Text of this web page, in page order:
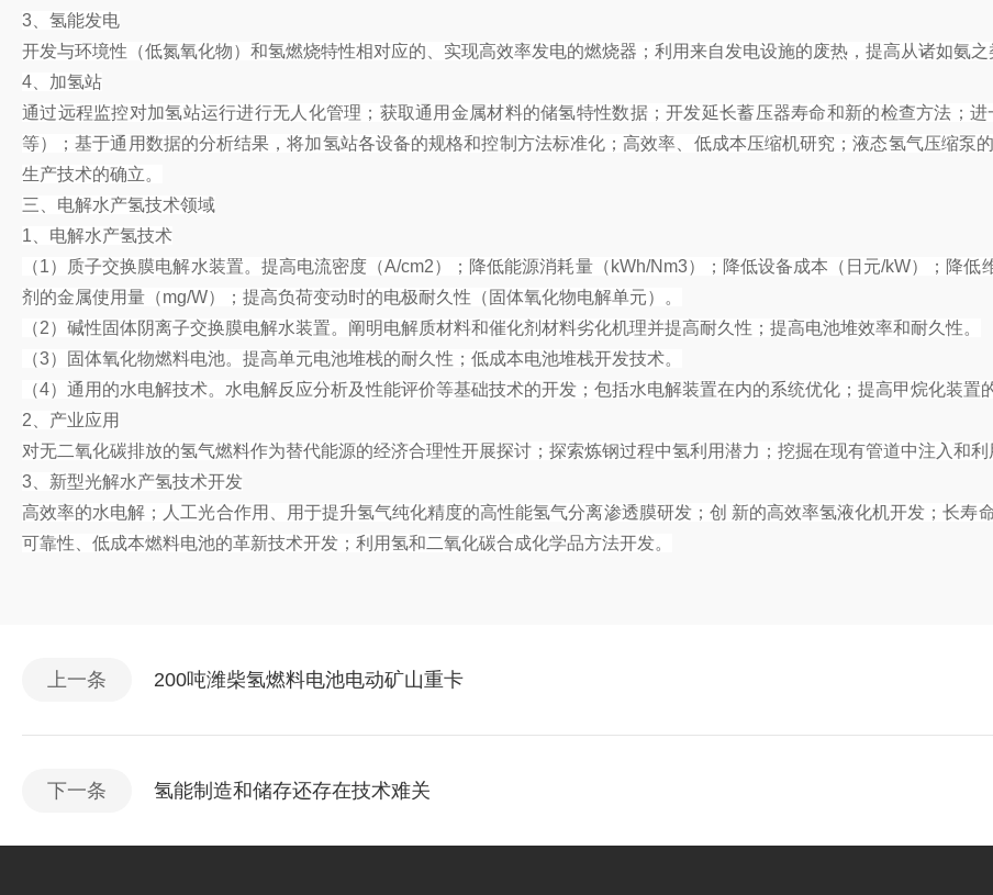
3、氢能发电
开发与环境性（低氮氧化物）和氢燃烧特性相对应的、实现高效率发电的燃烧器；利用来自发电设施的废热，提高从诸如氨
4、加氢站
通过远程监控对加氢站运行进行无人化管理；获取通用金属材料的储氢特性数据；开发延长蓄压器寿命和新的检查方法；
等）；基于通用数据的分析结果，将加氢站各设备的规格和控制方法标准化；高效率、低成本压缩机研究；液态氢气压缩
生产技术的确立。
三、电解水产氢技术领域
1、电解水产氢技术
（1）质子交换膜电解水装置。提高电流密度（A/cm2）；降低能源消耗量（kWh/Nm3）；降低设备成本（日元/kW）；降
剂的金属使用量（mg/W）；提高负荷变动时的电极耐久性（固体氧化物电解单元）。
（2）碱性固体阴离子交换膜电解水装置。阐明电解质材料和催化剂材料劣化机理并提高耐久性；提高电池堆效率和耐久性。
（3）固体氧化物燃料电池。提高单元电池堆栈的耐久性；低成本电池堆栈开发技术。
（4）通用的水电解技术。水电解反应分析及性能评价等基础技术的开发；包括水电解装置在内的系统优化；提高甲烷化装置
2、产业应用
对无二氧化碳排放的氢气燃料作为替代能源的经济合理性开展探讨；探索炼钢过程中氢利用潜力；挖掘在现有管道中注入和利
3、新型光解水产氢技术开发
高效率的水电解；人工光合作用、用于提升氢气纯化精度的高性能氢气分离渗透膜研发；创 新的高效率氢液化机开发；长
可靠性、低成本燃料电池的革新技术开发；利用氢和二氧化碳合成化学品方法开发。
上一条 200吨潍柴氢燃料电池电动矿山重卡
下一条 氢能制造和储存还存在技术难关